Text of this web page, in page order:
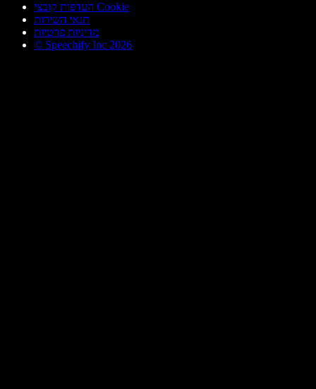
העדפות קובצי Cookie
תנאי השירות
מדיניות פרטיות
© Speechify Inc 2026